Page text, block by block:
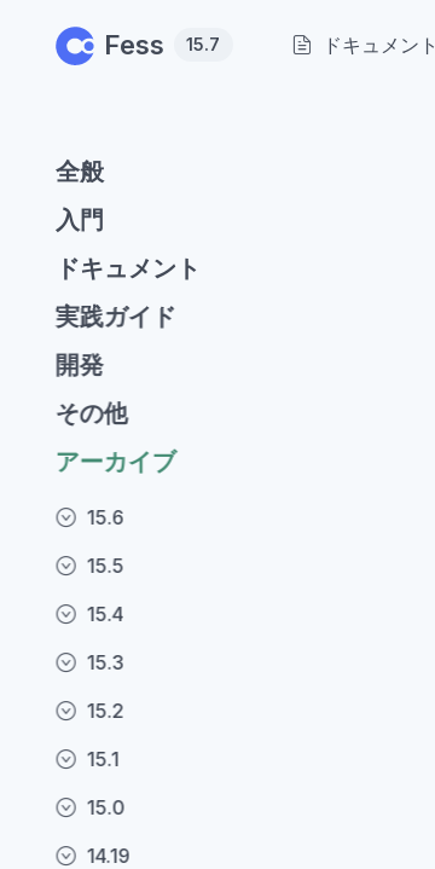
Fess 15.7 ドキュメント
全般
入門
ドキュメント
実践ガイド
開発
その他
アーカイブ
15.6
15.5
15.4
15.3
15.2
15.1
15.0
14.19